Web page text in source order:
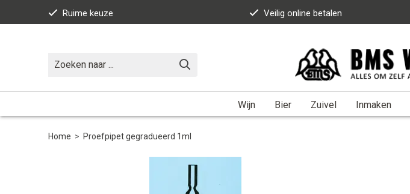
Ruime keuze Veilig online betalen
Wijn Bier Zuivel Inmaken
Home > Proefpipet gegradueerd 1ml